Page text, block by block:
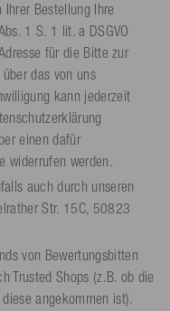
Bestellung Ihre
1 S. 1 lit. a DSGVO
für die Bitte zur
das von uns
kann jederzeit
einen dafür
widerrufen werden.
auch durch unseren
Str. 15C, 50823
von Bewertungsbitten
Trusted Shops (z.B. ob die
angekommen ist).